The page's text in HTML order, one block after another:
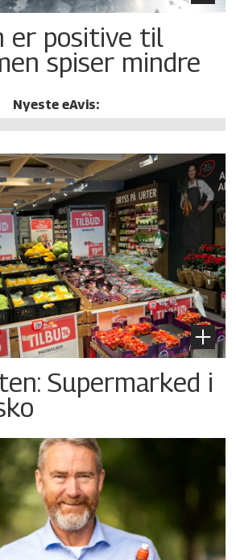
er positive til
spiser mindre
Nyeste eAvis:
Supermarked i